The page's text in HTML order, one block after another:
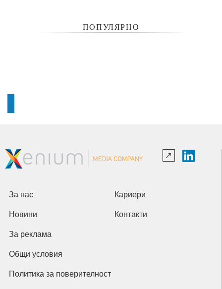
ПОПУЛЯРНО
За нас Кариери
Новини Контакти
За реклама
Общи условия
Политика за поверителност